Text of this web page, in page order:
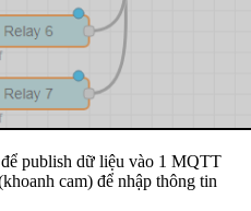
publish dữ liệu vào 1 MQTT
cam) để nhập thông tin